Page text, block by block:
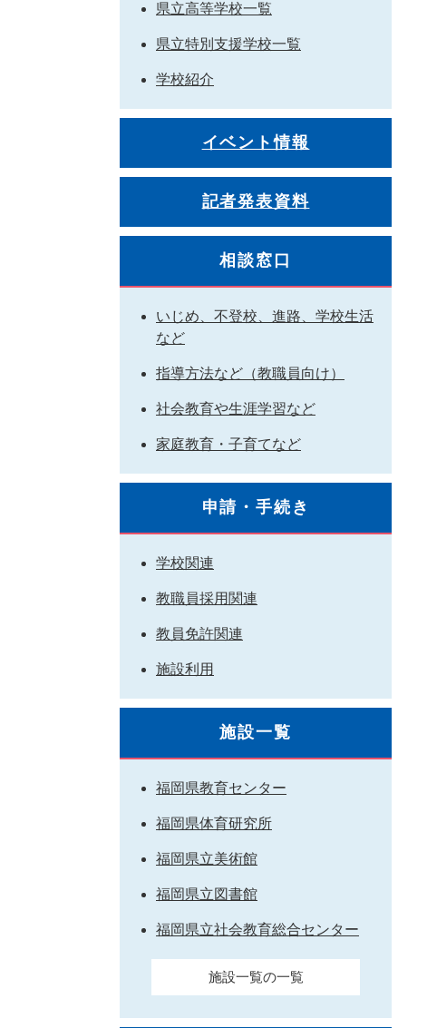
県立高等学校一覧
県立特別支援学校一覧
学校紹介
イベント情報
記者発表資料
相談窓口
いじめ、不登校、進路、学校生活
など
指導方法など（教職員向け）
社会教育や生涯学習など
家庭教育・子育てなど
申請・手続き
学校関連
教職員採用関連
教員免許関連
施設利用
施設一覧
福岡県教育センター
福岡県体育研究所
福岡県立美術館
福岡県立図書館
福岡県立社会教育総合センター
施設一覧の一覧